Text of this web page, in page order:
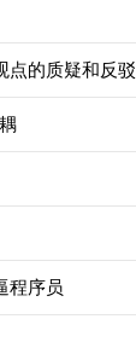
点的质疑和反驳
程序员